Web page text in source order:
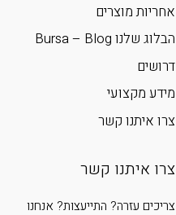
אחריות מוצרים
הבלוג שלנו Bursa – Blog
דרושים
מידע מקצועי
צרו איתנו קשר
צרו איתנו קשר
צריכים עזרה? התייעצות? אנחנו